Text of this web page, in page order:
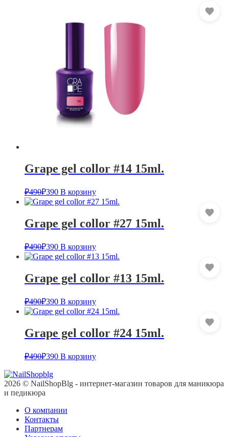
Grape gel collor #14 15ml.
₽490₽390 В корзину
Grape gel collor #27 15ml.
₽490₽390 В корзину
Grape gel collor #13 15ml.
₽490₽390 В корзину
Grape gel collor #24 15ml.
₽490₽390 В корзину
2026 © NailShopBlg - интернет-магазин товаров для маникюра
и педикюра
О компании
Контакты
Партнерам